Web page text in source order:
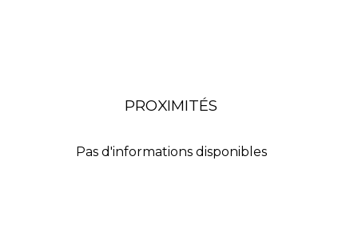
PROXIMITÉS
Pas d'informations disponibles